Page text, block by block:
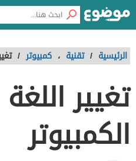
الرئيسية / تقنية ، كمبيوتر /
تغيير
الكمبيوتر